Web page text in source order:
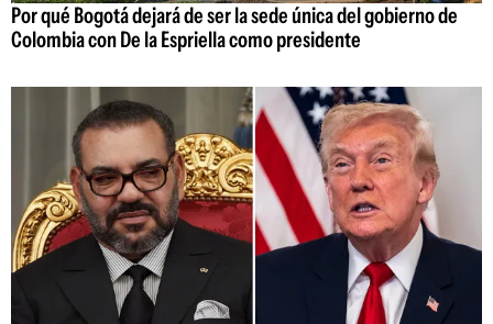
Por qué Bogotá dejará de ser la sede única del gobierno de
Colombia con De la Espriella como presidente